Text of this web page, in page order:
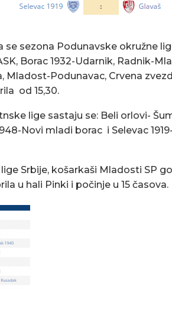
sezona Podunavske okružne
Borac 1932-Udarnik, Radnik-
Mladost-Podunavac, Crvena
od 15,30.
lige sastaju se: Beli orlovi-
Novi mladi borac i Selevac
Srbije, košarkaši Mladosti SP
u hali Pinki i počinje u 15 časova.